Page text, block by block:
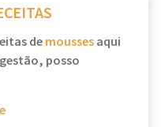
demoussesaqui
posso